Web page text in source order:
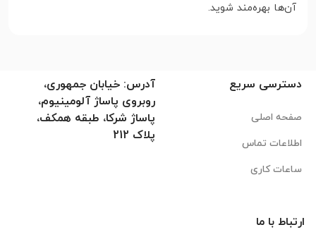
آن‌ها بهره‌مند شوید.
دسترسی سریع
صفحه اصلی
اطلاعات تماس
ساعات کاری
آدرس: خیابان جمهوری،
روبروی پاساژ آلومینیوم،
پاساژ شرکا، طبقه همکف،
پلاک 212
ارتباط با ما